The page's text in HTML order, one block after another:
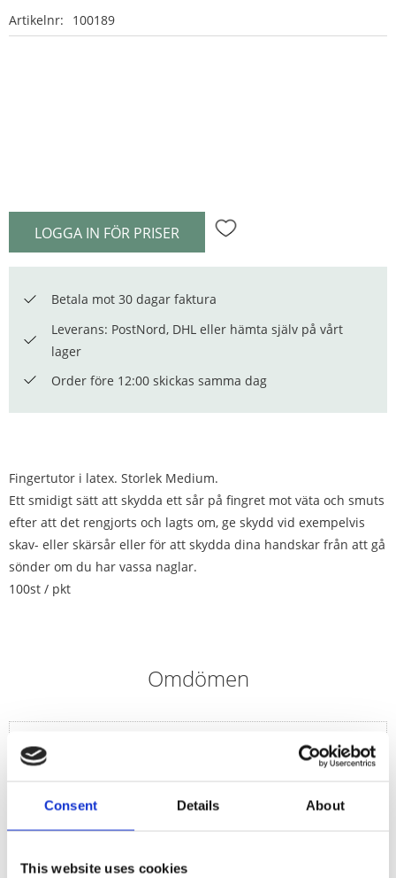
Consent Details About
This website uses cookies
LOGGA IN FÖR PRISER Lägg till i favoriter
Artikelnr 100189
Betala mot 30 dagar faktura
Leverans: PostNord, DHL eller hämta själv på vårt
lager
Order före 12:00 skickas samma dag
Fingertutor i latex. Storlek Medium.
Ett smidigt sätt att skydda ett sår på fingret mot väta och smuts
efter att det rengjorts och lagts om, ge skydd vid exempelvis
skav- eller skärsår eller för att skydda dina handskar från att gå
sönder om du har vassa naglar.
100st / pkt
Omdömen